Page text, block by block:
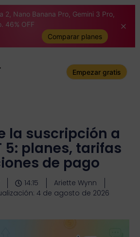
2, Nano Banana Pro, Gemini 3 Pro,
46% OFF
Comparar planes
Empezar gratis
la suscripción a
5: planes, tarifas
de pago
14:15
Ariette Wynn
4 de agosto de 2026